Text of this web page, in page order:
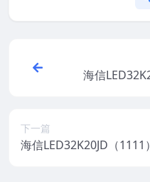
海信
下一篇
海信LED32K20JD（